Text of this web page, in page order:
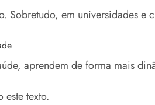
Sobretudo, em universidades e
aprendem de forma mais
este texto.